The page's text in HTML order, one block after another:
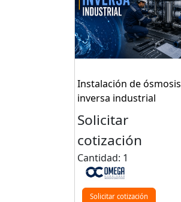
Instalación de ósmosis
inversa industrial
Solicitar
cotización
Cantidad: 1
Solicitar cotización